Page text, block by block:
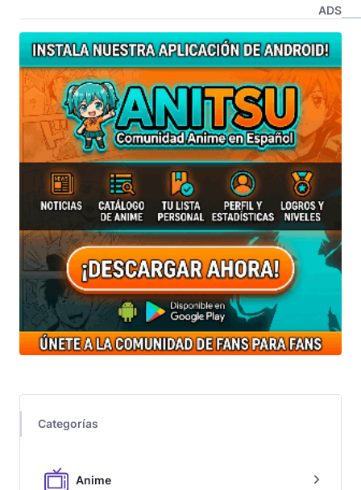
ADS
Categorías
Anime